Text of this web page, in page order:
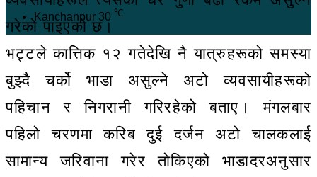
Kanchanpur 30 ℃
गरेको पाइएको छ।
भट्टले कात्तिक १२ गतेदेखि नै यात्रुहरूको समस्या
बुझ्दै चर्को भाडा असुल्ने अटो व्यवसायीहरूको
पहिचान र निगरानी गरिरहेको बताए। मंगलबार
पहिलो चरणमा करिब दुई दर्जन अटो चालकलाई
सामान्य जरिवाना गरेर तोकिएको भाडादरअनुसार